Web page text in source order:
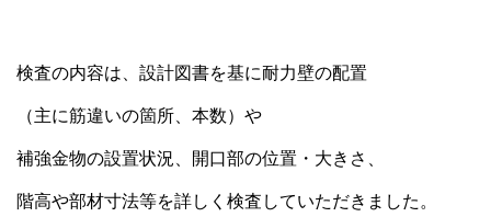
検査の内容は、設計図書を基に耐力壁の配置
（主に筋違いの箇所、本数）や
補強金物の設置状況、開口部の位置・大きさ、
階高や部材寸法等を詳しく検査していただきました。